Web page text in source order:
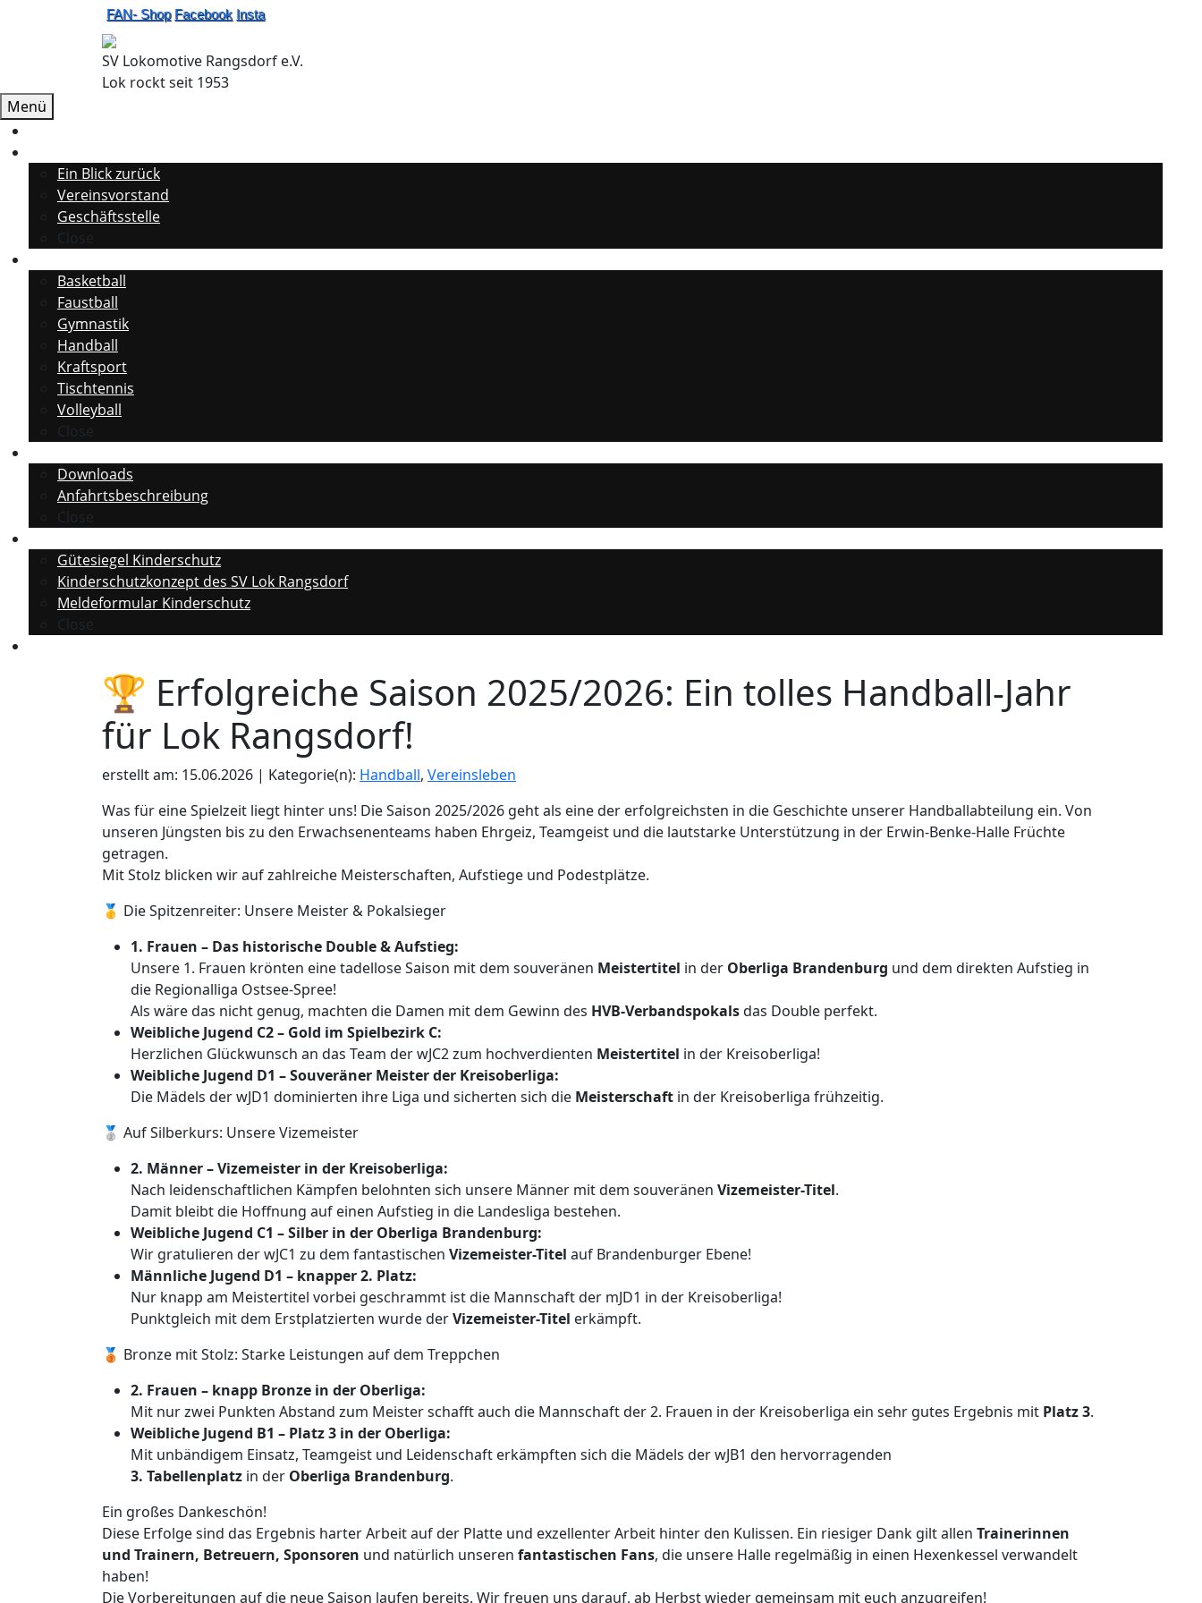
FAN- Shop Facebook Insta
SV Lokomotive Rangsdorf e.V.
Lok rockt seit 1953
Menü
Ein Blick zurück
Vereinsvorstand
Geschäftsstelle
Close
Basketball
Faustball
Gymnastik
Handball
Kraftsport
Tischtennis
Volleyball
Close
Downloads
Anfahrtsbeschreibung
Close
Gütesiegel Kinderschutz
Kinderschutzkonzept des SV Lok Rangsdorf
Meldeformular Kinderschutz
Close
🏆 Erfolgreiche Saison 2025/2026: Ein tolles Handball-Jahr
für Lok Rangsdorf!
erstellt am: 15.06.2026 | Kategorie(n): Handball, Vereinsleben
Was für eine Spielzeit liegt hinter uns! Die Saison 2025/2026 geht als eine der erfolgreichsten in die Geschichte unserer Handballabteilung ein. Von
unseren Jüngsten bis zu den Erwachsenenteams haben Ehrgeiz, Teamgeist und die lautstarke Unterstützung in der Erwin-Benke-Halle Früchte
getragen.
Mit Stolz blicken wir auf zahlreiche Meisterschaften, Aufstiege und Podestplätze.
🥇 Die Spitzenreiter: Unsere Meister & Pokalsieger
1. Frauen – Das historische Double & Aufstieg:
Unsere 1. Frauen krönten eine tadellose Saison mit dem souveränen Meistertitel in der Oberliga Brandenburg und dem direkten Aufstieg in
die Regionalliga Ostsee-Spree!
Als wäre das nicht genug, machten die Damen mit dem Gewinn des HVB-Verbandspokalsdas Double perfekt.
Weibliche Jugend C2 – Gold im Spielbezirk C:
Herzlichen Glückwunsch an das Team der wJC2 zum hochverdienten Meistertitel in der Kreisoberliga!
Weibliche Jugend D1 – Souveräner Meister der Kreisoberliga:
Die Mädels der wJD1 dominierten ihre Liga und sicherten sich die Meisterschaft in der Kreisoberliga frühzeitig.
🥈 Auf Silberkurs: Unsere Vizemeister
2. Männer – Vizemeister in der Kreisoberliga:
Nach leidenschaftlichen Kämpfen belohnten sich unsere Männer mit dem souveränen Vizemeister-Titel.
Damit bleibt die Hoffnung auf einen Aufstieg in die Landesliga bestehen.
Weibliche Jugend C1 – Silber in der Oberliga Brandenburg:
Wir gratulieren der wJC1 zu dem fantastischen Vizemeister-Titel auf Brandenburger Ebene!
Männliche Jugend D1 – knapper 2. Platz:
Nur knapp am Meistertitel vorbei geschrammt ist die Mannschaft der mJD1 in der Kreisoberliga!
Punktgleich mit dem Erstplatzierten wurde derVizemeister-Titel erkämpft.
🥉 Bronze mit Stolz: Starke Leistungen auf dem Treppchen
2. Frauen – knapp Bronze in der Oberliga:
Mit nur zwei Punkten Abstand zum Meister schafft auch die Mannschaft der 2. Frauen in der Kreisoberliga ein sehr gutes Ergebnis mit Platz 3.
Weibliche Jugend B1 – Platz 3 in der Oberliga:
Mit unbändigem Einsatz, Teamgeist und Leidenschaft erkämpften sich die Mädels der wJB1 den hervorragenden
3. Tabellenplatz in der Oberliga Brandenburg.
Ein großes Dankeschön!
Diese Erfolge sind das Ergebnis harter Arbeit auf der Platte und exzellenter Arbeit hinter den Kulissen. Ein riesiger Dank gilt allen Trainerinnen
und Trainern, Betreuern, Sponsoren und natürlich unseren fantastischen Fans, die unsere Halle regelmäßig in einen Hexenkessel verwandelt
haben!
Die Vorbereitungen auf die neue Saison laufen bereits. Wir freuen uns darauf, ab Herbst wieder gemeinsam mit euch anzugreifen!